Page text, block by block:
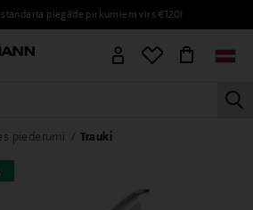
piegāde pirkumiem virs €120!
VĪRIEŠIEM
piederumi Trauki